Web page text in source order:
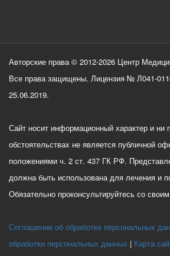
Авторские права © 2012-2026 Центр
Все права защищены. Лицензия № Л041-
25.06.2019.
Сайт носит информационный характер и ни
обстоятельствах не является публичной
положениями ч. 2 ст. 437 ГК РФ.
должна быть использована для лечения и
Обязательно проконсультируйтесь со
Соглашение об обработке персональных
обработки персональных данных
Карта